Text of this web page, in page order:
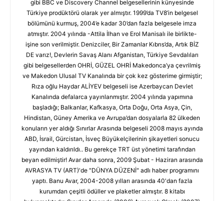
gibi BBC ve Discovery Channel belgesellerinin künyesinde
Türkiye prodüktörü olarak yer almıştır. 1999’da TV8’in belgesel
bölümünü kurmuş, 2004’e kadar 30’dan fazla belgesele imza
atmıştır. 2004 yılında -Attila İlhan ve Erol Manisalı ile birlikte-
işine son verilmiştir. Denizciler, Bir Zamanlar Kıbrıs’da, Artık BİZ
DE varız!, Devlerin Savaş Alanı Afganistan, Türkiye Sevdalıları
gibi belgesellerden OHRİ, GÜZEL OHRİ Makedonca’ya çevrilmiş
ve Makedon Ulusal TV Kanalında bir çok kez gösterime girmiştir;
Rıza oğlu Haydar ALİYEV belgeseli ise Azerbaycan Devlet
Kanalında defalarca yayınlanmıştır. 2004 yılında yapımına
başladığı; Balkanlar, Kafkasya, Orta Doğu, Orta Asya, Çin,
Hindistan, Güney Amerika ve Avrupa’dan dosyalarla 82 ülkeden
konuların yer aldığı Sınırlar Arasında belgeseli 2008 mayıs ayında
ABD, İsrail, Gürcistan, İsveç Büyükelçilerinin şikayetleri sonucu
yayından kaldırıldı.. Bu gerekçe TRT üst yönetimi tarafından
beyan edilmiştir! Avar daha sonra, 2009 Şubat - Haziran arasında
AVRASYA TV (ART)'de "DÜNYA DÜZENİ" adlı haber programını
yaptı. Banu Avar, 2004-2008 yılları arasında 40'dan fazla
kurumdan çeşitli ödüller ve plaketler almıştır. 8 kitabı